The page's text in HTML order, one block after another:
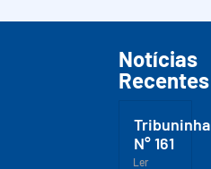
Notícias
Recentes
Tribuninha
N° 161
Ler